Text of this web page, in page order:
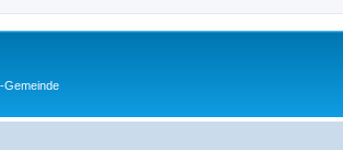
Gemeinde